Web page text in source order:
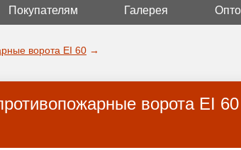
ДА!
ВЫБРАТЬ ДРУГОЙ
Покупателям Галерея
ворота EI 60 →
ворота EI